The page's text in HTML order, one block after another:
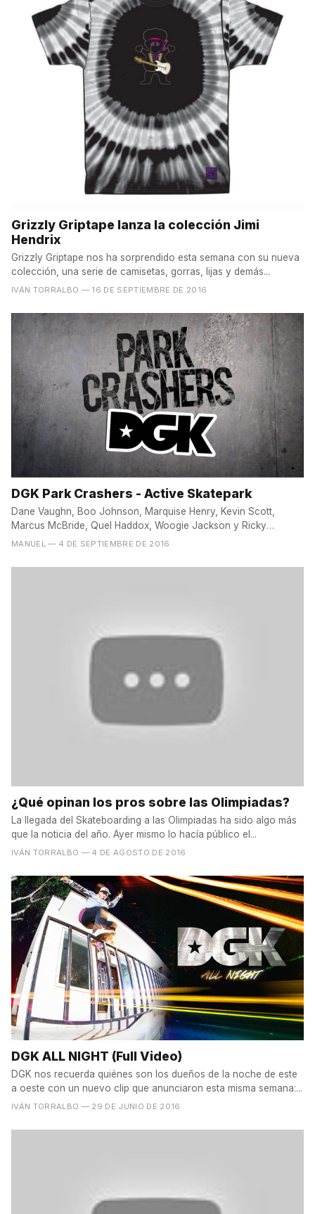
Grizzly Griptape lanza la colección Jimi
Hendrix
Grizzly Griptape nos ha sorprendido esta semana con su nueva
colección, una serie de camisetas, gorras, lijas y demás...
IVÁN TORRALBO — 16 DE SEPTIEMBRE DE 2016
DGK Park Crashers - Active Skatepark
Dane Vaughn, Boo Johnson, Marquise Henry, Kevin Scott,
Marcus McBride, Quel Haddox, Woogie Jackson y Ricky
Chavez,...
MANUEL — 4 DE SEPTIEMBRE DE 2016
¿Qué opinan los pros sobre las Olimpiadas?
La llegada del Skateboarding a las Olimpiadas ha sido algo más
que la noticia del año. Ayer mismo lo hacía público el...
IVÁN TORRALBO — 4 DE AGOSTO DE 2016
DGK ALL NIGHT (Full Video)
DGK nos recuerda quiénes son los dueños de la noche de este
a oeste con un nuevo clip que anunciaron esta misma semana:...
IVÁN TORRALBO — 29 DE JUNIO DE 2016